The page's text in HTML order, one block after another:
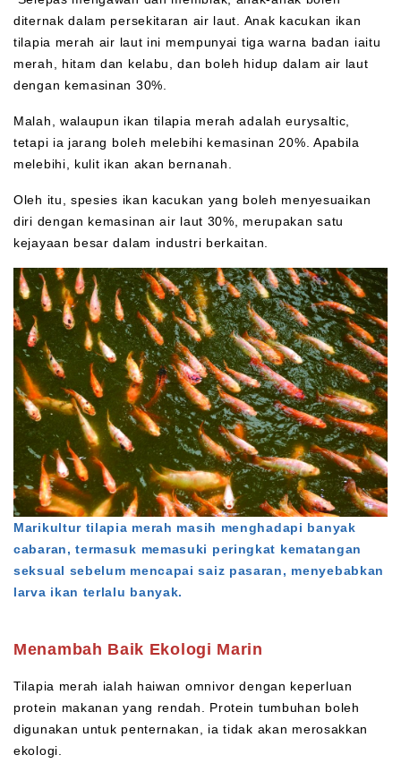
diternak dalam persekitaran air laut. Anak kacukan ikan
tilapia merah air laut ini mempunyai tiga warna badan iaitu
merah, hitam dan kelabu, dan boleh hidup dalam air laut
dengan kemasinan 30%.
Malah, walaupun ikan tilapia merah adalah eurysaltic,
tetapi ia jarang boleh melebihi kemasinan 20%. Apabila
melebihi, kulit ikan akan bernanah.
Oleh itu, spesies ikan kacukan yang boleh menyesuaikan
diri dengan kemasinan air laut 30%, merupakan satu
kejayaan besar dalam industri berkaitan.
Marikultur tilapia merah masih menghadapi banyak
cabaran, termasuk memasuki peringkat kematangan
seksual sebelum mencapai saiz pasaran, menyebabkan
larva ikan terlalu banyak.
Menambah Baik Ekologi Marin
Tilapia merah ialah haiwan omnivor dengan keperluan
protein makanan yang rendah. Protein tumbuhan boleh
digunakan untuk penternakan, ia tidak akan merosakkan
ekologi.